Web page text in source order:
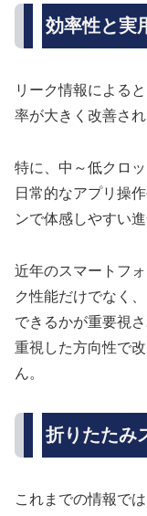
効率性と実
リーク情報による
率が大きく改善され
特に、中～低クロ
日常的なアプリ操
ンで体感しやすい
近年のスマートフ
ク性能だけでなく
できるかが重要視
重視した方向性で
ん。
折りたたみ
これまでの情報で